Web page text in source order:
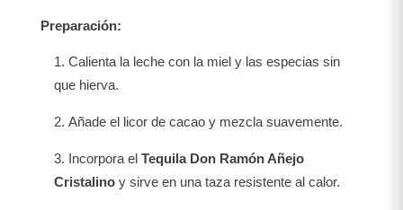
Preparación:
Calienta la leche con la miel y las especias sin
que hierva.
Añade el licor de cacao y mezcla suavemente.
Incorpora el Tequila Don Ramón Añejo
Cristalino y sirve en una taza resistente al calor.